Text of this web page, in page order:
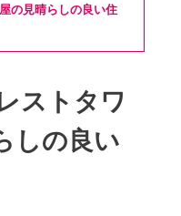
の見晴らしの良い住
ストタワ
しの良い